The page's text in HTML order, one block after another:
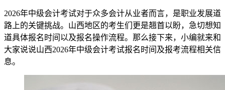
2026年中级会计考试对于众多会计从业者而言，是职业发展道
路上的关键挑战。山西地区的考生们更是翘首以盼，急切想知
道具体报名时间以及报名操作流程。那么接下来，小编就来和
大家说说山西2026年中级会计考试报名时间及报考流程相关信
息。